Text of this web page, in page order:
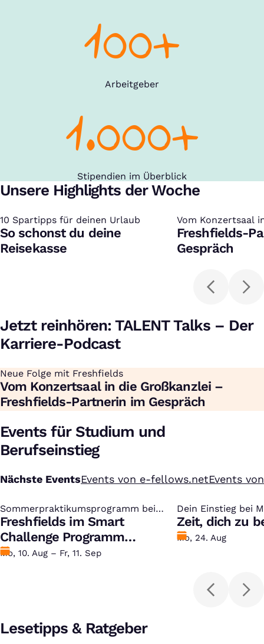
100+
Arbeitgeber
1.000+
Stipendien im Überblick
Unsere Highlights der Woche
10 Spartipps für deinen Urlaub
:
So schonst du deine
Reisekasse
Vom Konzertsaal
:
Freshfields-
Gespräch
Jetzt reinhören: TALENT Talks – Der
Karriere-Podcast
Neue Folge mit Freshfields
:
Vom Konzertsaal in die Großkanzlei –
Freshfields-Partnerin im Gespräch
Events für Studium und
Berufseinstieg
Nächste EventsEvents von e-fellows.netEvents
Sommerpraktikumsprogramm bei
Freshfields
:
Freshfields im Smart
Challenge Programm
kennenlernen
Datum
Mo, 10. Aug – Fr, 11. Sep
Dein Einstieg bei
:
Zeit, dich zu
Bewerben
Mo, 24. Aug
Lesetipps & Ratgeber